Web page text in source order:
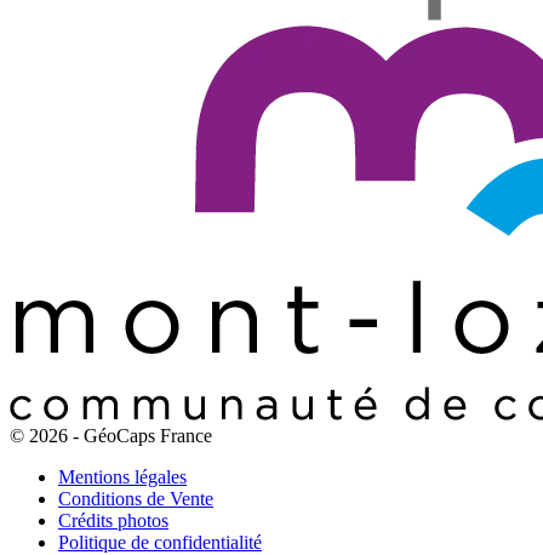
© 2026 - GéoCaps France
Mentions légales
Conditions de Vente
Crédits photos
Politique de confidentialité